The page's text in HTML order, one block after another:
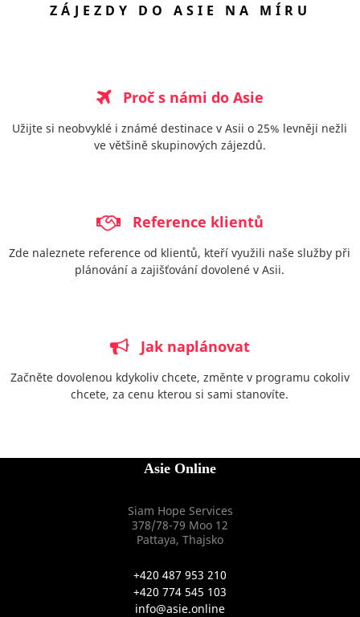
ZÁJEZDY DO ASIE NA MÍRU
Proč s námi do Asie
Užijte si neobvyklé i známé destinace v Asii o 25% levněji nežli
ve většině skupinových zájezdů.
Reference klientů
Zde naleznete reference od klientů, kteří využili naše služby při
plánování a zajišťování dovolené v Asii.
Jak naplánovat
Začněte dovolenou kdykoliv chcete, změnte v programu cokoliv
chcete, za cenu kterou si sami stanovíte.
Asie Online
Siam Hope Services
378/78-79 Moo 12
Pattaya, Thajsko
+420 487 953 210
+420 774 545 103
info@asie.online